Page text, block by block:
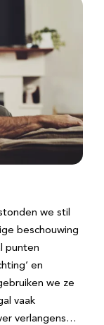
we stil
beschouwing
punten
en
we ze
vaak
verlangens…